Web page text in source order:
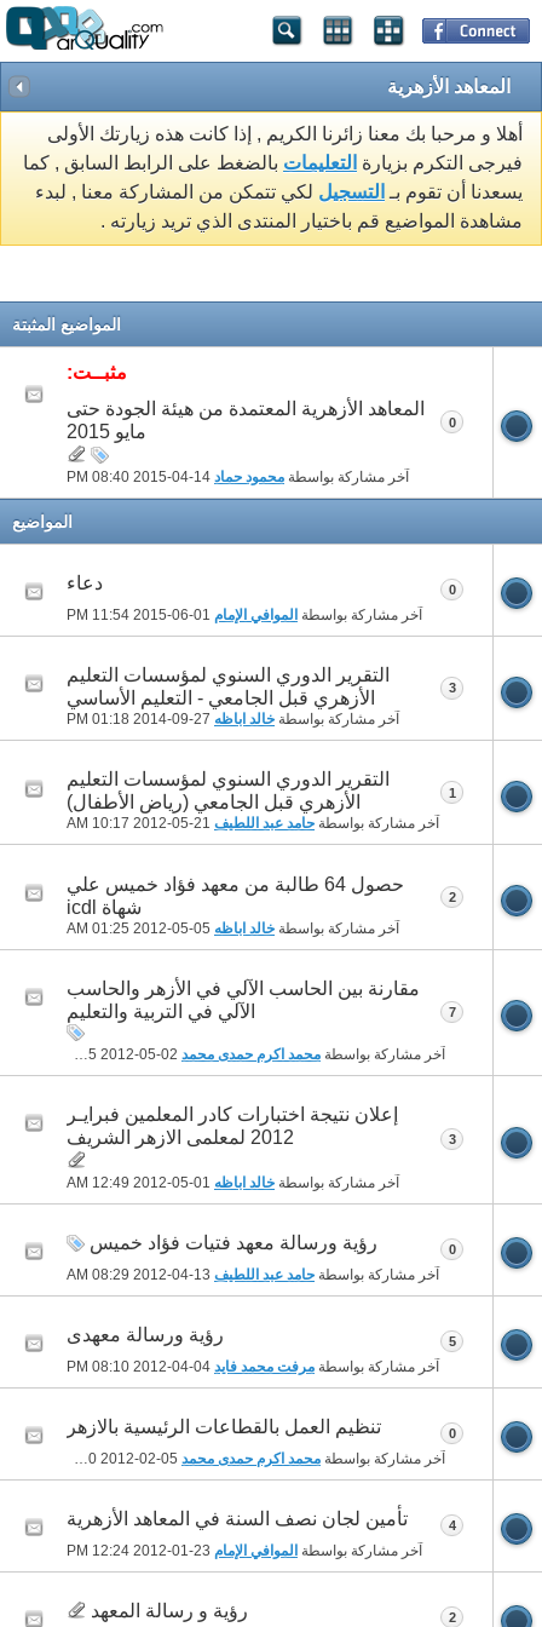
المعاهد الأزهرية
أهلا و مرحبا بك معنا زائرنا الكريم , إذا كانت هذه زيارتك الأولى
فيرجى التكرم بزيارة التعليمات بالضغط على الرابط السابق , كما
يسعدنا أن تقوم بـ التسجيل لكي تتمكن من المشاركة معنا , لبدء
مشاهدة المواضيع قم باختيار المنتدى الذي تريد زيارته .
المواضيع المثبتة
مثبــت:
المعاهد الأزهرية المعتمدة من هيئة الجودة حتى
مايو 2015
آخر مشاركة بواسطة محمود حماد 08:40 PM
0
المواضيع
دعاء
آخر مشاركة بواسطة الموافي الإمام 11:54 PM
0
التقرير الدوري السنوي لمؤسسات التعليم
الأزهري قبل الجامعي - التعليم الأساسي
آخر مشاركة بواسطة خالد اباظه 01:18 PM
3
التقرير الدوري السنوي لمؤسسات التعليم
الأزهري قبل الجامعي (رياض الأطفال)
آخر مشاركة بواسطة حامد عبد اللطيف 10:17 AM
1
حصول 64 طالبة من معهد فؤاد خميس علي
شهاة icdl
آخر مشاركة بواسطة خالد اباظه 01:25 AM
2
مقارنة بين الحاسب الآلي في الأزهر والحاسب
الآلي في التربية والتعليم
آخر مشاركة بواسطة محمد اكرم حمدى محمد 03:35 PM
7
إعلان نتيجة اختبارات كادر المعلمين فبرايـر
2012 لمعلمى الازهر الشريف
آخر مشاركة بواسطة خالد اباظه 12:49 AM
3
رؤية ورسالة معهد فتيات فؤاد خميس
آخر مشاركة بواسطة حامد عبد اللطيف 08:29 AM
0
رؤية ورسالة معهدى
آخر مشاركة بواسطة مرفت محمد فايد 08:10 PM
5
تنظيم العمل بالقطاعات الرئيسية بالازهر
آخر مشاركة بواسطة محمد اكرم حمدى محمد 05:00 PM
0
تأمين لجان نصف السنة في المعاهد الأزهرية
آخر مشاركة بواسطة الموافي الإمام 12:24 PM
4
رؤية و رسالة المعهد 2